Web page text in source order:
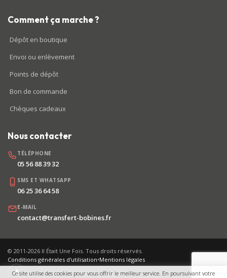
Comment ça marche ?
Dépôt en boutique
Envoi ou enlèvement
Points de dépôt
Bon de commande
Chèques cadeaux
Nous contacter
TÉLÉPHONE
05 56 88 39 32
SMS ET WHATSAPP
06 25 36 64 58
E-MAIL
contact@transfert-bobines.fr
© 2011-2026 Il Était Une Fois. Tous droits réservés.
Conditions générales d'utilisation•Mentions légales
f
Ce site utilise des cookies pour vous offrir le meilleur service. En poursuivant votre